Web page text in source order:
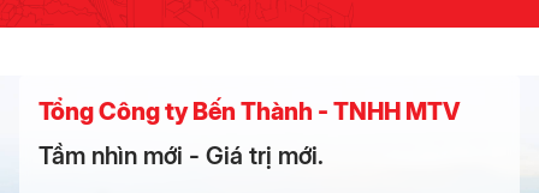
Tổng Công ty Bến Thành - TNHH MTV
Tầm nhìn mới - Giá trị mới.